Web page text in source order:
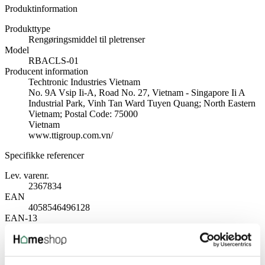
Produktinformation
Produkttype
Rengøringsmiddel til pletrenser
Model
RBACLS-01
Producent information
Techtronic Industries Vietnam
No. 9A Vsip Ii-A, Road No. 27, Vietnam - Singapore Ii A
Industrial Park, Vinh Tan Ward Tuyen Quang; North Eastern
Vietnam; Postal Code: 75000
Vietnam
www.ttigroup.com.vn/
Specifikke referencer
Lev. varenr.
2367834
EAN
4058546496128
EAN-13